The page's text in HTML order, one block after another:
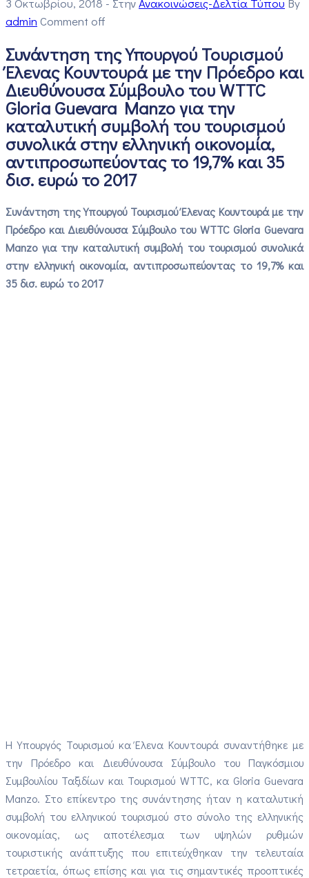
admin Comment off
Συνάντηση της Υπουργού Τουρισμού
Έλενας Κουντουρά με την Πρόεδρο και
Διευθύνουσα Σύμβουλο του WTTC
Gloria Guevara Manzo για την
καταλυτική συμβολή του τουρισμού
συνολικά στην ελληνική οικονομία,
αντιπροσωπεύοντας το 19,7% και 35
δισ. ευρώ το 2017
Συνάντηση της Υπουργού Τουρισμού Έλενας Κουντουρά με την
Πρόεδρο και Διευθύνουσα Σύμβουλο του WTTC Gloria Guevara
Manzoγια την καταλυτική συμβολή του τουρισμού συνολικά
στην ελληνική οικονομία, αντιπροσωπεύοντας το 19,7% και
35 δισ. ευρώ το 2017
Η Υπουργός Τουρισμού κα Έλενα Κουντουρά συναντήθηκε με
την Πρόεδρο και Διευθύνουσα Σύμβουλο του Παγκόσμιου
Συμβουλίου Ταξιδίων και Τουρισμού WTTC, κα Gloria Guevara
Manzo. Στο επίκεντρο της συνάντησης ήταν η καταλυτική
συμβολή του ελληνικού τουρισμού στο σύνολο της ελληνικής
οικονομίας, ως αποτέλεσμα των υψηλών ρυθμών
τουριστικής ανάπτυξης που επιτεύχθηκαν την τελευταία
τετραετία, όπως επίσης και για τις σημαντικές προοπτικές